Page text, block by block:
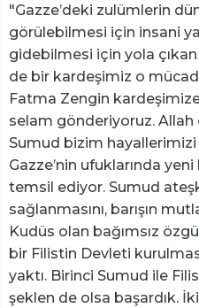
"Gazze’deki zulümlerin
görülebilmesi için insani
gidebilmesi için yola
de bir kardeşimiz o
Fatma Zengin
selam gönderiyoruz. Allah
Sumud bizim
Gazze’nin ufuklarında
temsil ediyor. Sumud
sağlanmasını, barışın
Kudüs olan bağımsız
bir Filistin Devleti
yaktı. Birinci Sumud ile
şeklen de olsa başardık.